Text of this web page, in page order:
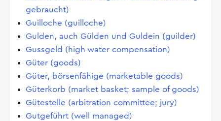
gebraucht)
Guilloche (guilloche)
Gulden, auch Gülden und Guldein (guilder)
Gussgeld (high water compensation)
Güter (goods)
Güter, börsenfähige (marketable goods)
Güterkorb (market basket; sample of goods)
Gütestelle (arbitration committee; jury)
Gutgeführt (well managed)